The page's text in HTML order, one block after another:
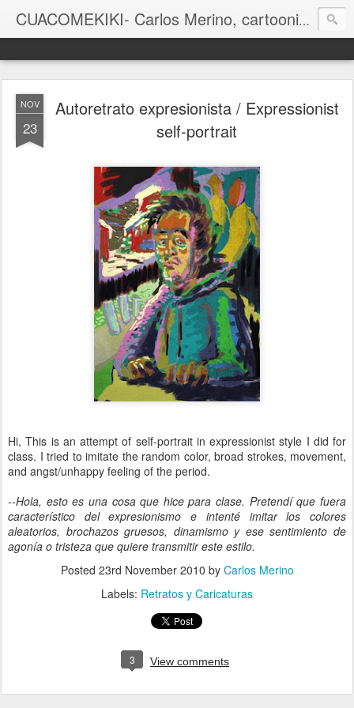
CUACOMEKIKI- Carlos Merino, cartoonist
Casual-Business Cartoon
NOV
23
Autoretrato expresionista / Expressionist
self-portrait
Hi, This is an attempt of self-portrait in expressionist style I did for
class. I tried to imitate the random color, broad strokes, movement,
and angst/unhappy feeling of the period.
--Hola, esto es una cosa que hice para clase. Pretendí que fuera
característico del expresionismo e intenté imitar los colores
aleatorios, brochazos gruesos, dinamismo y ese sentimiento de
agonía o tristeza que quiere transmitir este estilo.
Posted 23rd November 2010 by Carlos Merino
Labels: Retratos y Caricaturas
3 View comments